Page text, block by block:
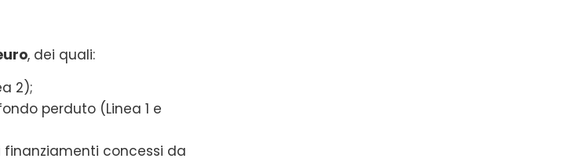
, dei quali:
2);
perduto (Linea 1 e
finanziamenti concessi da